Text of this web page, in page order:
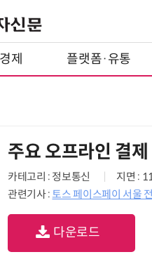
경제 플랫폼·유통
주요 오프라인 결
카테고리 : 정보통신 지면 :
관련기사 : 토스 페이스페이 서울
다운로드